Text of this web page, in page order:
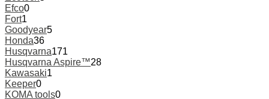
Efco0
Fort1
Goodyear5
Honda36
Husqvarna171
Husqvarna Aspire™28
Kawasaki1
Keeper0
KOMA tools0